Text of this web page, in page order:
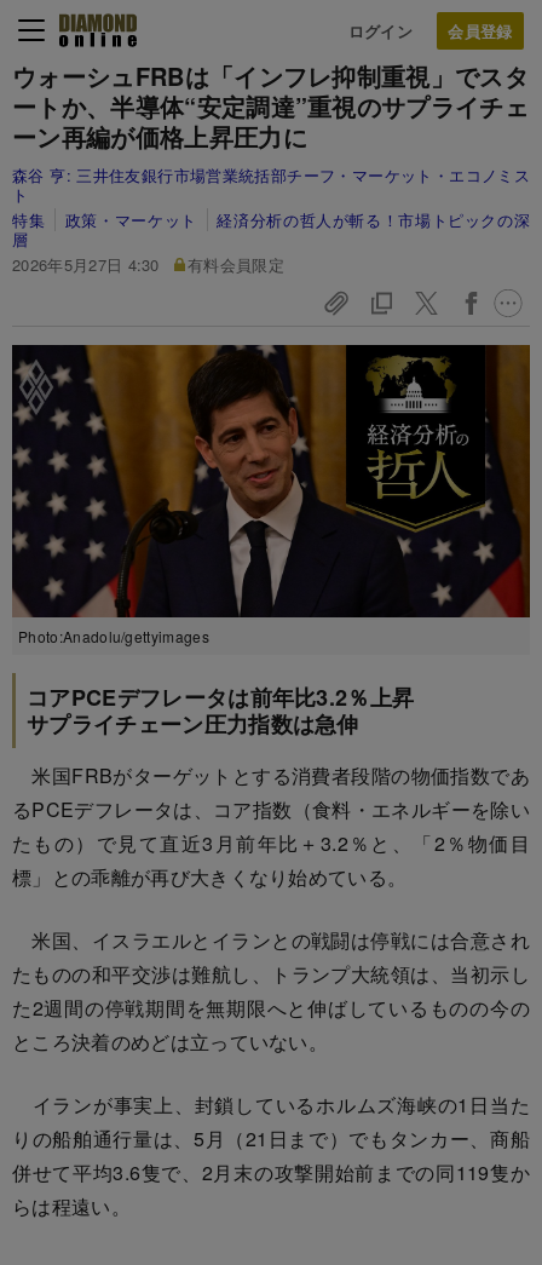
ログイン
ウォーシュFRBは「インフレ抑制重視」でスタ
ートか、半導体“安定調達”重視のサプライチェ
ーン再編が価格上昇圧力に
森谷 亨: 三井住友銀行市場営業統括部チーフ・マーケット・エコノミス
ト
特集
政策・マーケット
経済分析の哲人が斬る！市場トピックの深
層
2026年5月27日 4:30
有料会員限定
Photo:Anadolu/gettyimages
コアPCEデフレータは前年比3.2％上昇
サプライチェーン圧力指数は急伸
米国FRBがターゲットとする消費者段階の物価指数であ
るPCEデフレータは、コア指数（食料・エネルギーを除い
たもの）で見て直近3月前年比＋3.2％と、「2％物価目
標」との乖離が再び大きくなり始めている。
米国、イスラエルとイランとの戦闘は停戦には合意され
たものの和平交渉は難航し、トランプ大統領は、当初示し
た2週間の停戦期間を無期限へと伸ばしているものの今の
ところ決着のめどは立っていない。
イランが事実上、封鎖しているホルムズ海峡の1日当た
りの船舶通行量は、5月（21日まで）でもタンカー、商船
併せて平均3.6隻で、2月末の攻撃開始前までの同119隻か
らは程遠い。